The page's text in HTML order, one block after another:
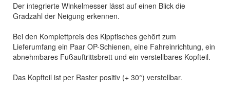
Der integrierte Winkelmesser lässt auf einen Blick die
Gradzahl der Neigung erkennen.
Bei den Komplettpreis des Kipptisches gehört zum
Lieferumfang ein Paar OP-Schienen, eine Fahreinrichtung, ein
abnehmbares Fußauftrittsbrett und ein verstellbares Kopfteil.
Das Kopfteil ist per Raster positiv (+ 30°) verstellbar.